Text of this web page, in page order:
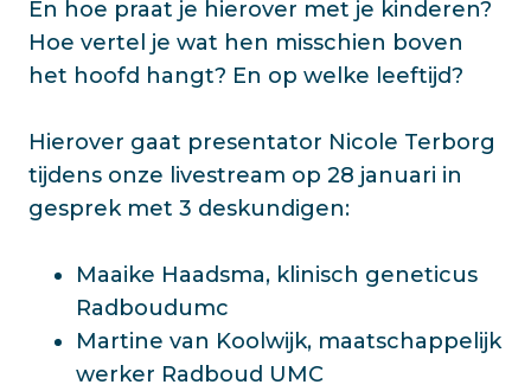
En hoe praat je hierover met je kinderen?
Hoe vertel je wat hen misschien boven
het hoofd hangt? En op welke leeftijd?
Hierover gaat presentator Nicole Terborg
tijdens onze livestream op 28 januari in
gesprek met 3 deskundigen:
Maaike Haadsma, klinisch geneticus
Radboudumc
Martine van Koolwijk, maatschappelijk
werker Radboud UMC